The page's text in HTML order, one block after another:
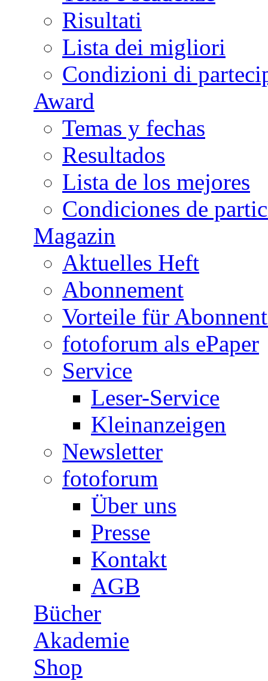
Risultati
Lista dei migliori
Condizioni di
Award
Temas y fechas
Resultados
Lista de los mejores
Condiciones de
Magazin
Aktuelles Heft
Abonnement
Vorteile für
fotoforum als ePaper
Service
Leser-Service
Kleinanzeigen
Newsletter
fotoforum
Über uns
Presse
Kontakt
AGB
Bücher
Akademie
Shop